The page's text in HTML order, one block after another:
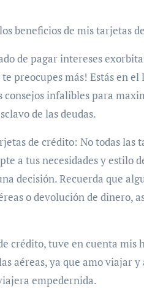
beneficios de mis tarjetas
de pagar intereses
preocupes más! Estás en
infalibles para
de las deudas.
de crédito: No todas las
a tus necesidades y estilo
decisión. Recuerda que
o devolución de dinero,
crédito, tuve en cuenta mis
aéreas, ya que amo viajar
empedernida.